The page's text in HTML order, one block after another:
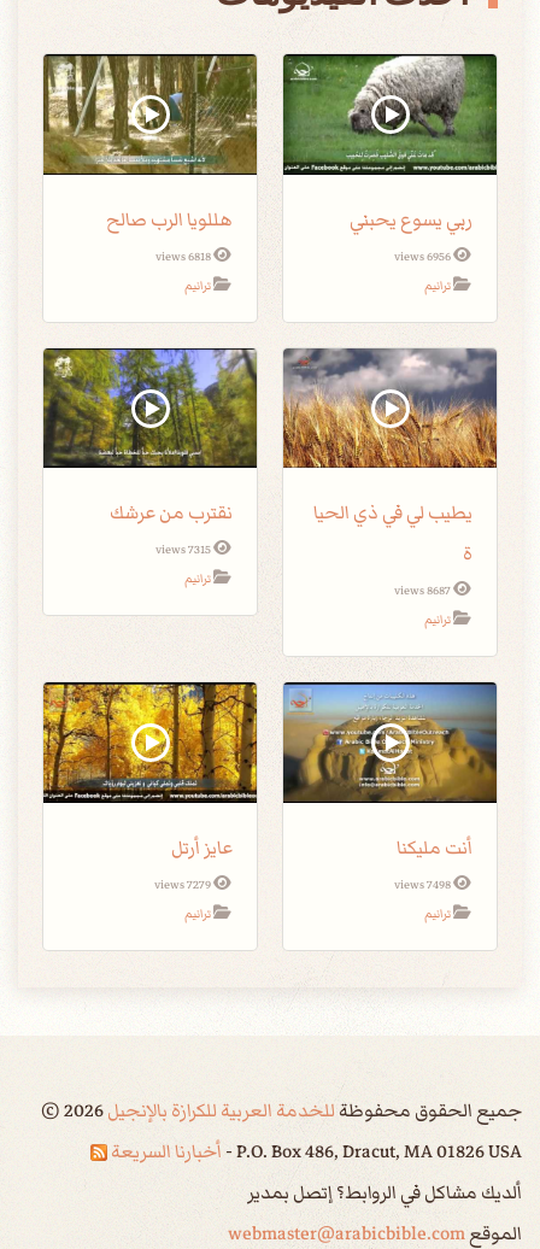
ربي يسوع يحبني
6956 views
ترانيم
هللويا الرب صالح
6818 views
ترانيم
يطيب لي في ذي الحيا
ة
8687 views
ترانيم
نقترب من عرشك
7315 views
ترانيم
أنت مليكنا
7498 views
ترانيم
عايز أرتل
7279 views
ترانيم
جميع الحقوق محفوظةللخدمة العربية للكرازة بالإنجيل ©2026
P.O. Box 486, Dracut, MA 01826 USA - أخبارنا السريعة
ألديك مشاكل في الروابط؟ إتصل بمدير
الموقعwebmaster@arabicbible.com